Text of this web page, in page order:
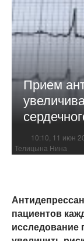
Прием
10:10, 11 июн
Телицына Нина
пациентов
исследование